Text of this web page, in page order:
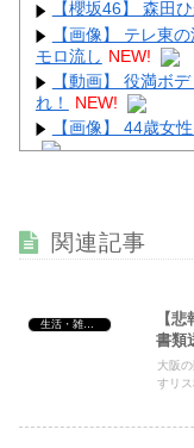
【櫻坂46】 森田
【画像】 テレ東
モロ流し NEW!
【動画】 役満ボ
れ！
NEW!
【画像】 44歳女
【画像】 男の
果ｗｗｗｗｗｗ
Powered by
関連記事
生活・雑談・恋愛
【
書類
大阪
すリ